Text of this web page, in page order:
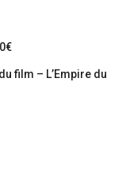
film – L’Empire du